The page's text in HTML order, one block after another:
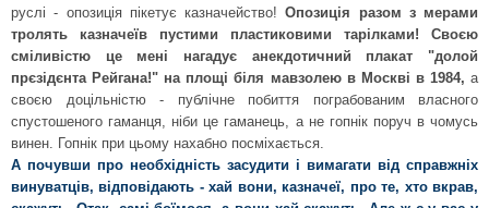
руслі - опозиція пікетує казначейство!Опозиція разом з мерами
тролять казначеїв пустими пластиковими тарілками! Своєю
сміливістю це мені нагадує анекдотичний плакат "долой
прєзідєнта Рейгана!" на площі біля мавзолею в Москві в 1984, а
своєю доцільністю - публічне побиття пограбованим власного
спустошеного гаманця, ніби це гаманець, а не гопнік поруч в чомусь
винен. Гопнік при цьому нахабно посміхається.
А почувши про необхідність засудити і вимагати від справжніх
винуватців, відповідають - хай вони, казначеї, про те, хто вкрав,